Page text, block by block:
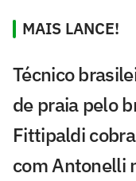
MAIS LANCE!
Técnico
de praia pelo
Fittipaldi
com Antonelli